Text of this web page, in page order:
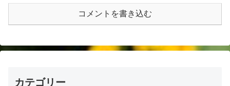
コメントを書き込む
カテゴリー